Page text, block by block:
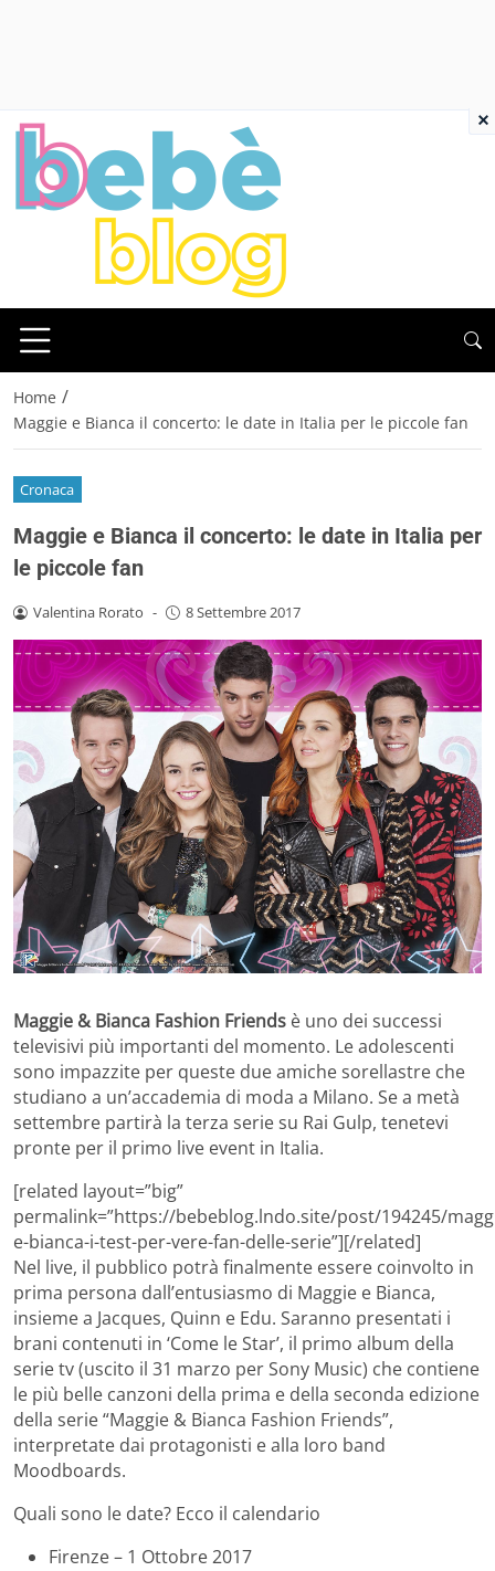
Home /
Maggie e Bianca il concerto: le date in Italia per le piccole fan
Cronaca
Maggie e Bianca il concerto: le date in Italia per
le piccole fan
Valentina Rorato - 8 Settembre 2017
Maggie & Bianca Fashion Friends è uno dei successi
televisivi più importanti del momento. Le adolescenti
sono impazzite per queste due amiche sorellastre che
studiano a un’accademia di moda a Milano. Se a metà
settembre partirà la terza serie su Rai Gulp, tenetevi
pronte per il primo live event in Italia.
[related layout=”big”
permalink=”https://bebeblog.lndo.site/post/194245/
e-bianca-i-test-per-vere-fan-delle-serie”][/related]
Nel live, il pubblico potrà finalmente essere coinvolto in
prima persona dall’entusiasmo di Maggie e Bianca,
insieme a Jacques, Quinn e Edu. Saranno presentati i
brani contenuti in ‘Come le Star’, il primo album della
serie tv (uscito il 31 marzo per Sony Music) che contiene
le più belle canzoni della prima e della seconda edizione
della serie “Maggie & Bianca Fashion Friends”,
interpretate dai protagonisti e alla loro band
Moodboards.
Quali sono le date? Ecco il calendario
Firenze – 1 Ottobre 2017
×